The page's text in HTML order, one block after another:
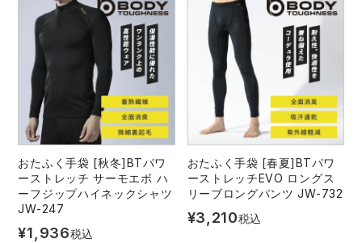
おたふく手袋 [秋冬]BTパワ
ーストレッチ サーモエボ ハ
ーフジップハイネックシャツ
JW-247
¥1,936税込
おたふく手袋 [春夏]BTパワ
ーストレッチEVO ロングス
リーブロングパンツ JW-732
¥3,210税込